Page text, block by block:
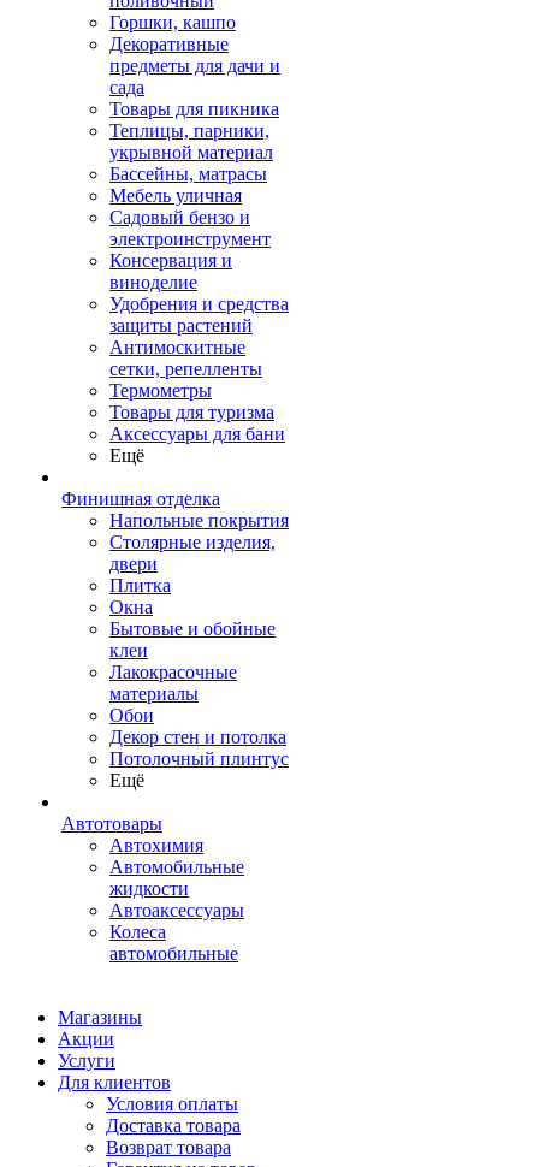
Горшки, кашпо
Декоративные
предметы для дачи и
сада
Товары для пикника
Теплицы, парники,
укрывной материал
Бассейны, матрасы
Мебель уличная
Садовый бензо и
электроинструмент
Консервация и
виноделие
Удобрения и средства
защиты растений
Антимоскитные
сетки, репелленты
Термометры
Товары для туризма
Аксессуары для бани
Ещё
Финишная отделка
Напольные покрытия
Столярные изделия,
двери
Плитка
Окна
Бытовые и обойные
клеи
Лакокрасочные
материалы
Обои
Декор стен и потолка
Потолочный плинтус
Ещё
Автотовары
Автохимия
Автомобильные
жидкости
Автоаксессуары
Колеса
автомобильные
Магазины
Акции
Услуги
Для клиентов
Условия оплаты
Доставка товара
Возврат товара